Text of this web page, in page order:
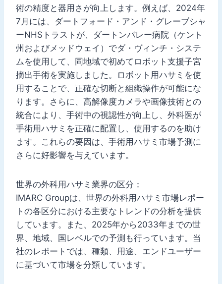
術の精度と器用さが向上します。例えば、2024年
7月には、ダートフォード・アンド・グレーブシャ
ーNHSトラストが、ダートンバレー病院（ケント
州およびメッドウェイ）でダ・ヴィンチ・システ
ムを使用して、同地域で初めてロボット支援子宮
摘出手術を実施しました。ロボット用ハサミを使
用することで、正確な切断と組織操作が可能にな
ります。さらに、高解像度カメラや画像技術との
統合により、手術中の視認性が向上し、外科医が
手術用ハサミを正確に配置し、使用するのを助け
ます。これらの要因は、手術用ハサミ市場予測に
さらに好影響を与えています。
世界の外科用ハサミ業界の区分：
IMARC Groupは、世界の外科用ハサミ市場レポー
トの各区分における主要なトレンドの分析を提供
しています。また、2025年から2033年までの世
界、地域、国レベルでの予測も行っています。当
社のレポートでは、種類、用途、エンドユーザー
に基づいて市場を分類しています。